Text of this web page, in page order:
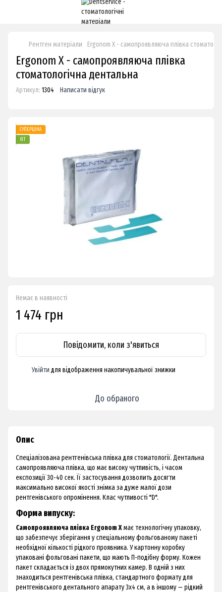
Рентген матеріали Ergonom X - самопроявляюча плівка
Ergonom X - самопроявляюча плівка
стоматологічна дентальна
Артикул: 1304 Написати відгук
СУПЕРЦІНА
ХІТ
Немає в наявності
1 474 грн
Повідомити, коли з'явиться
Увійти для відображення накопичувальної знижки
До обраного
Опис
Спеціалізована рентгенівська плівка для стоматології. Дентальна
самопроявляюча плівка, що має високу чутливість, і часом
експозиції 30-40 сек. Її застосування дозволить досягти
максимально високої якості знімка за дуже малої дози
рентгенівського опромінення. Клас чутливості "D".
Форма випуску:
Самопроявляюча плівка Ergonom Xмає технологічну упаковку,
що забезпечує зберігання у спеціальному фольгованому пакеті
необхідної кількості рідкого проявника. У картонну коробку
упаковані фольговані пакети, що мають П-подібну форму. Кожен
пакет складається із двох прямокутних камер. В одній з них
знаходиться рентгенівська плівка, стандартного формату для
рентгенівського дентального апарату 3х4 см, а в іншому — рідкий